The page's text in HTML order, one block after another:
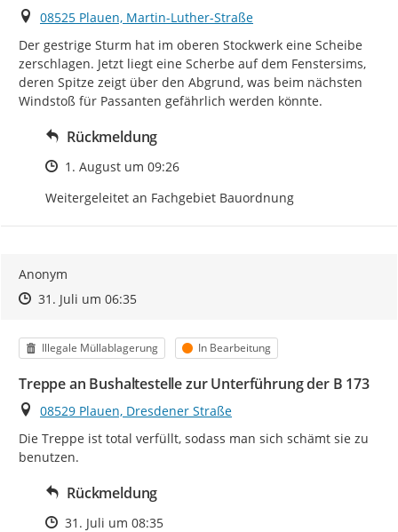
Ort
08525 Plauen, Martin-Luther-Straße
Der gestrige Sturm hat im oberen Stockwerk eine Scheibe
zerschlagen. Jetzt liegt eine Scherbe auf dem Fenstersims,
deren Spitze zeigt über den Abgrund, was beim nächsten
Windstoß für Passanten gefährlich werden könnte.
Rückmeldung
Zeitpunkt des Erstellens
1. August um 09:26
Weitergeleitet an Fachgebiet Bauordnung
Anonym
Zeitpunkt des Erstellens
Zeitpunkt des Erstellens
31. Juli um 06:35Zur Äußerung
Kategorie
Illegale Müllablagerung Status
In Bearbeitung
Treppe an Bushaltestelle zur Unterführung der B 173
Ort
08529 Plauen, Dresdener Straße
Die Treppe ist total verfüllt, sodass man sich schämt sie zu
benutzen.
Rückmeldung
Zeitpunkt des Erstellens
31. Juli um 08:35